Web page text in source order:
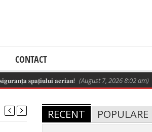
CONTACT
𝐬𝐩𝐚𝐭̦𝐢𝐮𝐥𝐮𝐢 𝐚𝐞𝐫𝐢𝐚𝐧! (August 7, 2026 8:02 am)
RECENT POPULARE